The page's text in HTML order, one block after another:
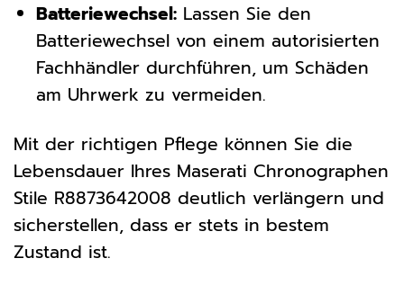
Batteriewechsel:Lassen Sie den
Batteriewechsel von einem autorisierten
Fachhändler durchführen, um Schäden
am Uhrwerk zu vermeiden.
Mit der richtigen Pflege können Sie die
Lebensdauer Ihres Maserati Chronographen
Stile R8873642008 deutlich verlängern und
sicherstellen, dass er stets in bestem
Zustand ist.